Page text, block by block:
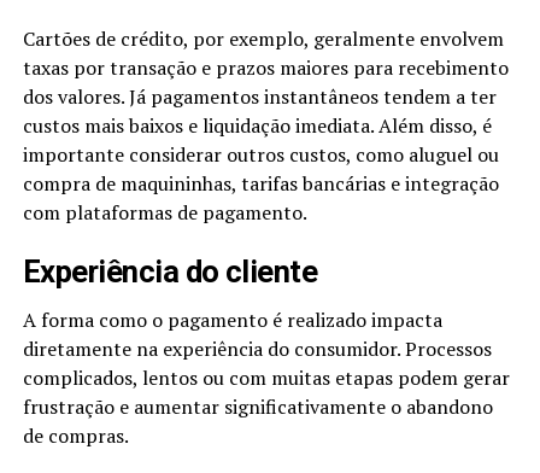
Cartões de crédito, por exemplo, geralmente envolvem
taxas por transação e prazos maiores para recebimento
dos valores. Já pagamentos instantâneos tendem a ter
custos mais baixos e liquidação imediata. Além disso, é
importante considerar outros custos, como aluguel ou
compra de maquininhas, tarifas bancárias e integração
com plataformas de pagamento.
Experiência do cliente
A forma como o pagamento é realizado impacta
diretamente na experiência do consumidor. Processos
complicados, lentos ou com muitas etapas podem gerar
frustração e aumentar significativamente o abandono
de compras.